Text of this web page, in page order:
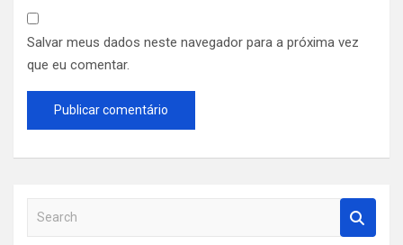
Salvar meus dados neste navegador para a próxima vez
que eu comentar.